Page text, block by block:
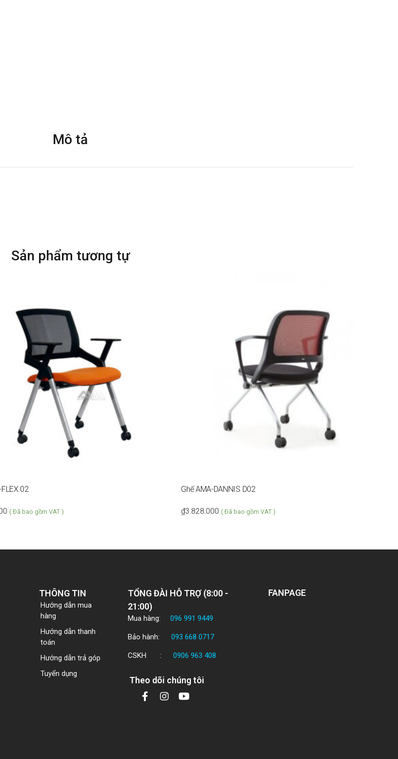
Mô tả
Sản phẩm tương tự
02
( Đã bao gồm VAT )
Ghế AMA-DANNIS D02
3.828.000
₫ ( Đã bao gồm VAT )
THÔNG TIN
Hướng dẫn mua
hàng
Hướng dẫn thanh
toán
Hướng dẫn trả góp
Tuyển dụng
TỔNG ĐÀI HỖ TRỢ (8:00 -
21:00)
Mua hàng: 096 991 9449
Bảo hành: 093 668 0717
CSKH : 0906 963 408
Theo dõi chúng tôi
FANPAGE